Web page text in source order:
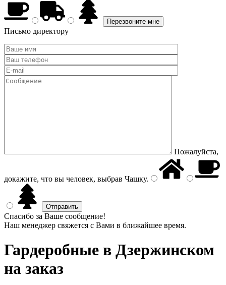
Письмо директору
Пожалуйста,
докажите, что вы человек, выбрав Чашку.
Спасибо за Ваше сообщение!
Наш менеджер свяжется с Вами в ближайшее время.
Гардеробные в Дзержинском
на заказ